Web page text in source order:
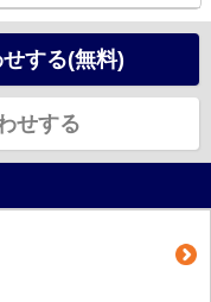
する(無料)
せする